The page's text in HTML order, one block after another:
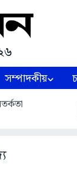
সম্পাদকীয়